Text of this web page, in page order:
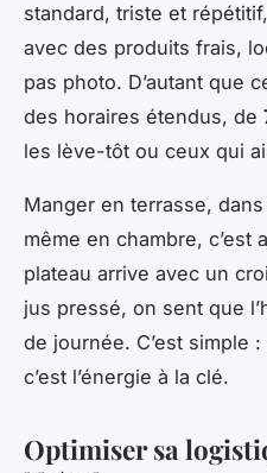
standard, triste et
avec des produits frais,
pas photo. D’autant que
des horaires étendus, de
les lève-tôt ou ceux qui
Manger en terrasse,
même en chambre, c’est
plateau arrive avec un
jus pressé, on sent que
de journée. C’est simple
c’est l’énergie à la clé.
Optimiser sa